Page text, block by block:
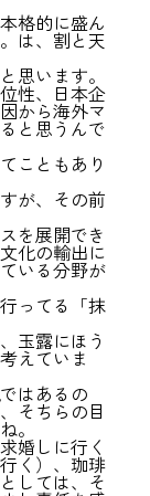
格的に盛ん
は、割と天
思います。
性、日本企
から海外マ
と思うんで
こともあり
が、その前
を展開でき
化の輸出に
いる分野が
ってる「抹
玉露にほう
えていま
はあるの
そちらの目
。
婚しに行く
く）、珈琲
しては、そ